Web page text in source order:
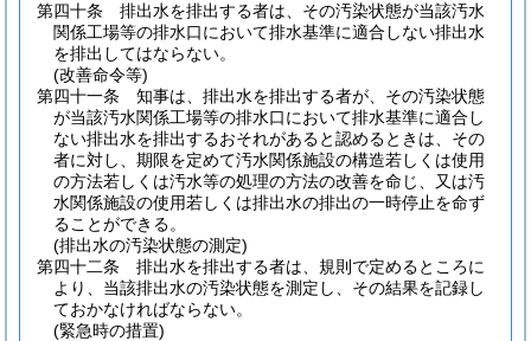
第四十条
排出水を排出する者は、その汚染状態が当該汚水
関係工場等の排水口において排水基準に適合しない排出水
を排出してはならない。
(改善命令等)
第四十一条
知事は、排出水を排出する者が、その汚染状態
が当該汚水関係工場等の排水口において排水基準に適合し
ない排出水を排出するおそれがあると認めるときは、その
者に対し、期限を定めて汚水関係施設の構造若しくは使用
の方法若しくは汚水等の処理の方法の改善を命じ、又は汚
水関係施設の使用若しくは排出水の排出の一時停止を命ず
ることができる。
(排出水の汚染状態の測定)
第四十二条
排出水を排出する者は、規則で定めるところに
より、当該排出水の汚染状態を測定し、その結果を記録し
ておかなければならない。
(緊急時の措置)